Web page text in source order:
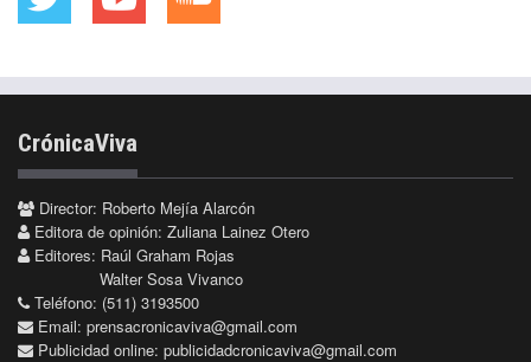
CrónicaViva
Director: Roberto Mejía Alarcón
Editora de opinión: Zuliana Lainez Otero
Editores: Raúl Graham Rojas
Walter Sosa Vivanco
Teléfono: (511) 3193500
Email: prensacronicaviva@gmail.com
Publicidad online: publicidadcronicaviva@gmail.com